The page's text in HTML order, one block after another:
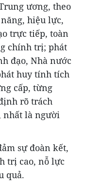
ương, theo
hiệu lực,
trực tiếp, toàn
chính trị; phát
đạo, Nhà nước
huy tính tích
cấp, từng
rõ trách
nhất là người
sự đoàn kết,
trị cao, nỗ lực
quả.